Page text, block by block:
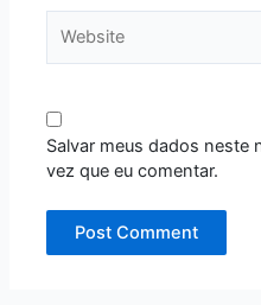
Salvar meus dados neste
vez que eu comentar.